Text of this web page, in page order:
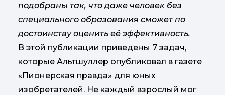
подобраны так, что даже человек без
специального образования сможет по
достоинству оценить её эффективность.
В этой публикации приведены 7 задач,
которые Альтшуллер опубликовал в газете
«Пионерская правда» для юных
изобретателей. Не каждый взрослый мог